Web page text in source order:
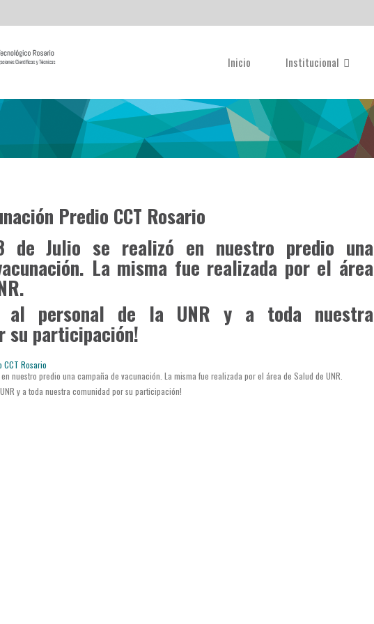
Inicio Institucional
Predio CCT Rosario
de Julio se realizó en nuestro predio una
La misma fue realizada por el área
al personal de la UNR y a toda nuestra
su participación!
nuestro predio una campaña de vacunación. La misma fue realizada por el área de Salud de UNR.
y a toda nuestra comunidad por su participación!